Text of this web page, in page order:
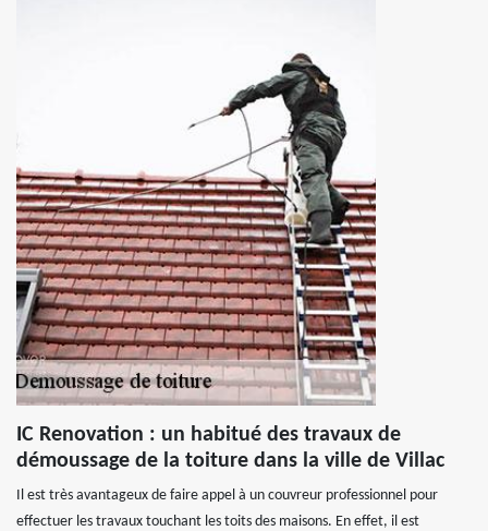
IC Renovation : un habitué des travaux de
démoussage de la toiture dans la ville de Villac
Il est très avantageux de faire appel à un couvreur professionnel pour
effectuer les travaux touchant les toits des maisons. En effet, il est